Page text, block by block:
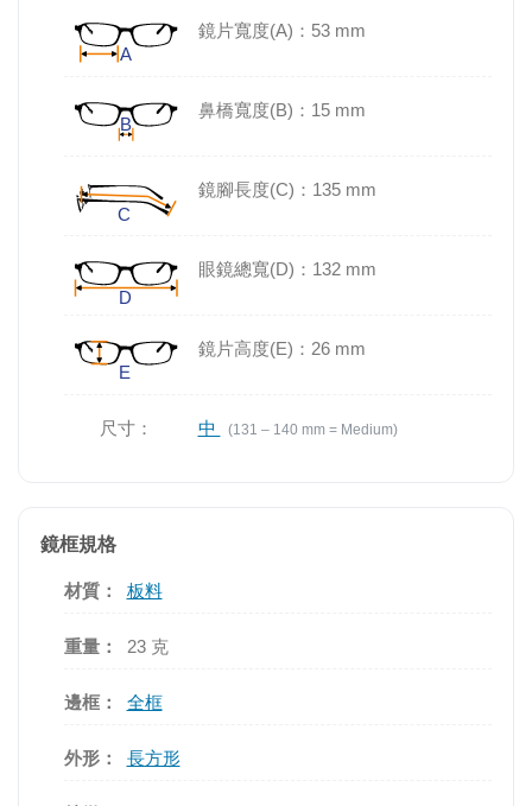
鏡片寬度(A)：53 mm
鼻橋寬度(B)：15 mm
鏡腳長度(C)：135 mm
眼鏡總寬(D)：132 mm
鏡片高度(E)：26 mm
尺寸： 中 (131 – 140 mm = Medium)
鏡框規格
材質： 板料
重量： 23 克
邊框： 全框
外形： 長方形